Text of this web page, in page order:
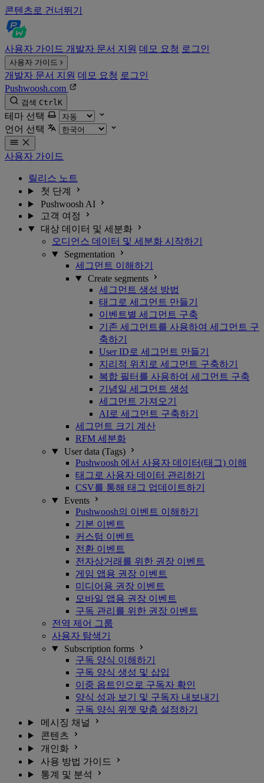
콘텐츠로 건너뛰기
사용자 가이드 개발자 문서 지원 데모 요청 로그인
사용자 가이드
개발자 문서 지원 데모 요청 로그인
Pushwoosh.com
검색 CtrlK
테마 선택
언어 선택
사용자 가이드
릴리스 노트
첫 단계
Pushwoosh AI
고객 여정
대상 데이터 및 세분화
오디언스 데이터 및 세분화 시작하기
Segmentation
세그먼트 이해하기
Create segments
세그먼트 생성 방법
태그로 세그먼트 만들기
이벤트별 세그먼트 구축
기존 세그먼트를 사용하여 세그먼트 구
축하기
User ID로 세그먼트 만들기
지리적 위치로 세그먼트 구축하기
복합 필터를 사용하여 세그먼트 구축
기념일 세그먼트 생성
세그먼트 가져오기
AI로 세그먼트 구축하기
세그먼트 크기 계산
RFM 세분화
User data (Tags)
Pushwoosh 에서 사용자 데이터(태그) 이해
태그로 사용자 데이터 관리하기
CSV를 통해 태그 업데이트하기
Events
Pushwoosh의 이벤트 이해하기
기본 이벤트
커스텀 이벤트
전환 이벤트
전자상거래를 위한 권장 이벤트
게임 앱용 권장 이벤트
미디어용 권장 이벤트
모바일 앱용 권장 이벤트
구독 관리를 위한 권장 이벤트
전역 제어 그룹
사용자 탐색기
Subscription forms
구독 양식 이해하기
구독 양식 생성 및 삽입
이중 옵트인으로 구독자 확인
양식 성과 보기 및 구독자 내보내기
구독 양식 위젯 맞춤 설정하기
메시징 채널
콘텐츠
개인화
사용 방법 가이드
통계 및 분석